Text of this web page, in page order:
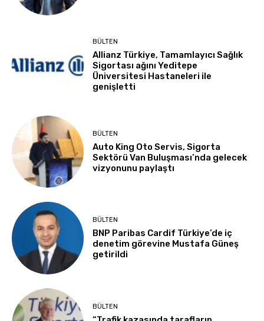
BÜLTEN
Allianz Türkiye, Tamamlayıcı Sağlık
Sigortası ağını Yeditepe
Üniversitesi Hastaneleri ile
genişletti
BÜLTEN
Auto King Oto Servis, Sigorta
Sektörü Van Buluşması’nda gelecek
vizyonunu paylaştı
BÜLTEN
BNP Paribas Cardif Türkiye’de iç
denetim görevine Mustafa Güneş
getirildi
BÜLTEN